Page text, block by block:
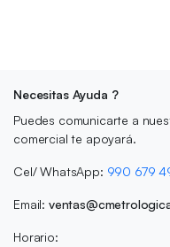
Necesitas Ayuda ?
Puedes comunicarte a
comercial te apoyará.
Cel/ WhatsApp: 990 679
Email:
Horario: